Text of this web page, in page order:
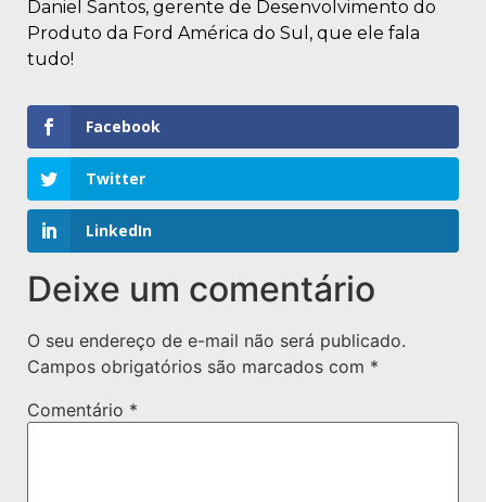
Daniel Santos, gerente de Desenvolvimento do
Produto da Ford América do Sul, que ele fala
tudo!
Facebook
Twitter
LinkedIn
Deixe um comentário
O seu endereço de e-mail não será publicado.
Campos obrigatórios são marcados com *
Comentário *